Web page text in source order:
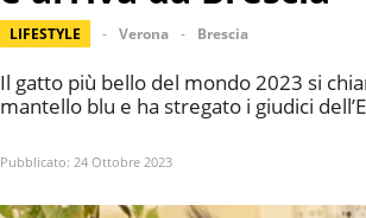
LIFESTYLE Verona Brescia
Il gatto più bello del mondo 2023 si
mantello blu e ha stregato i giudici
Pubblicato: 24 Ottobre 2023